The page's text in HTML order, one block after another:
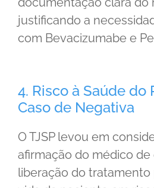
justificando a
com Bevacizumabe e
4. Risco à Saúde do
Caso de Negativa
O TJSP levou em
afirmação do médico de
liberação do tratamento